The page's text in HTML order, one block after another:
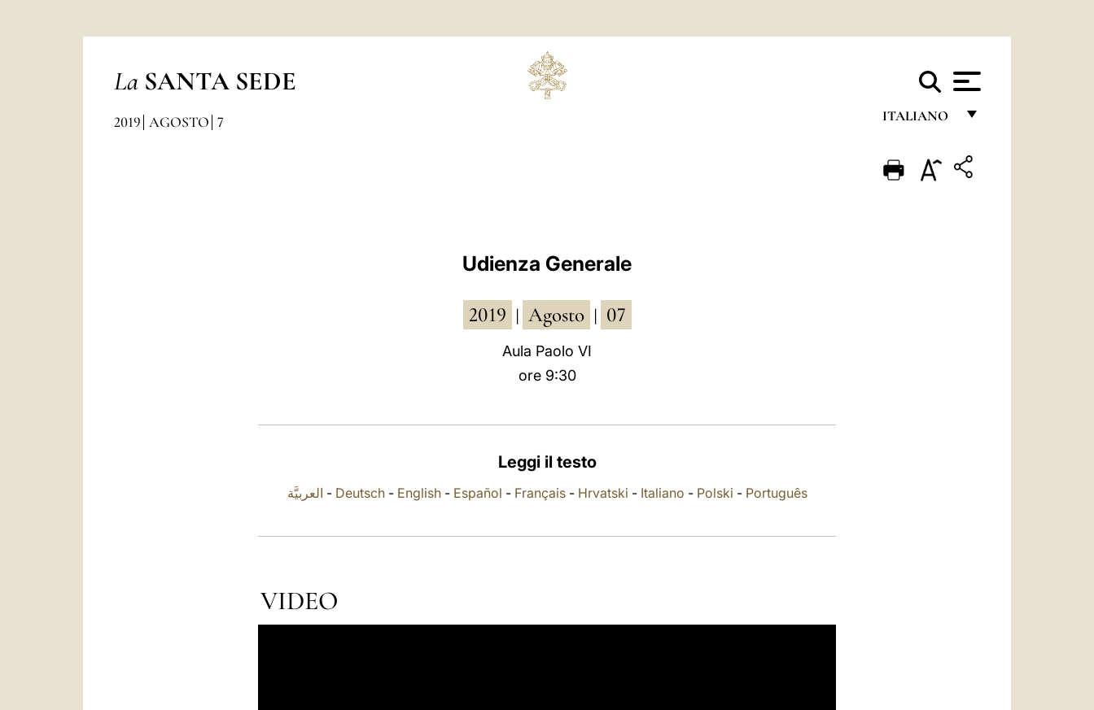
La SANTA SEDE
ITALIANO
ENGLISH
2019 AGOSTO 7
Udienza Generale
2019 Agosto 07
Aula Paolo VI
ore 9:30
Leggi il testo
العربيَّة - Deutsch- English- Español - Français- Hrvatski - Italiano - Polski - Português
VIDEO